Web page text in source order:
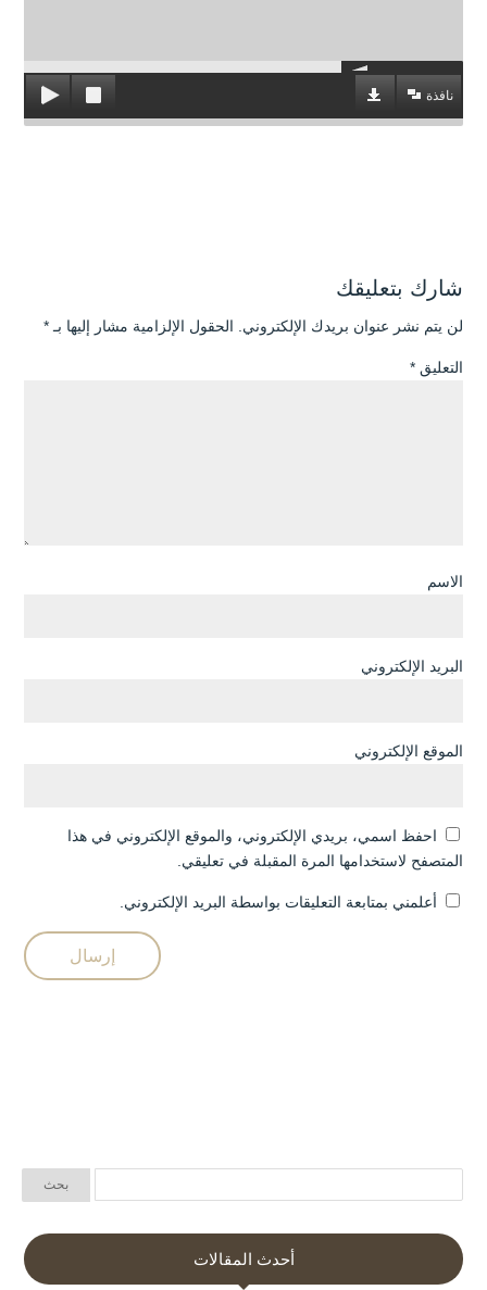
نافذة
شارك بتعليقك
لن يتم نشر عنوان بريدك الإلكتروني. الحقول الإلزامية مشار إليها بـ *
التعليق *
الاسم
البريد الإلكتروني
الموقع الإلكتروني
احفظ اسمي، بريدي الإلكتروني، والموقع الإلكتروني في هذا
المتصفح لاستخدامها المرة المقبلة في تعليقي.
أعلمني بمتابعة التعليقات بواسطة البريد الإلكتروني.
أحدث المقالات